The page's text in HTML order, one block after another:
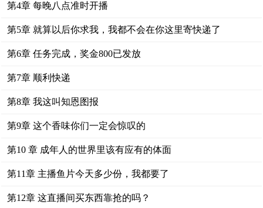
第4章 每晚八点准时开播
第5章 就算以后你求我，我都不会在你这里寄快递了
第6章 任务完成，奖金800已发放
第7章 顺利快递
第8章 我这叫知恩图报
第9章 这个香味你们一定会惊叹的
第10 章 成年人的世界里该有应有的体面
第11章 主播鱼片今天多少份，我都要了
第12章 这直播间买东西靠抢的吗？